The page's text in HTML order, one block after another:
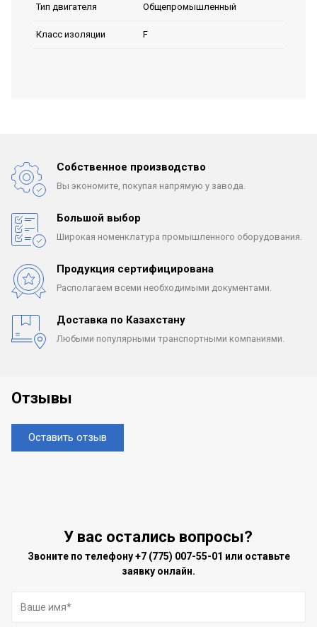
Тип двигателя Общепромышленный
Класс изоляции F
Собственное производство
Вы экономите, покупая напрямую у завода.
Большой выбор
Широкая номенклатура промышленного оборудования.
Продукция сертифицирована
Располагаем всеми необходимыми документами.
Доставка по Казахстану
Любыми популярными транспортными компаниями.
Отзывы
Оставить отзыв
У вас остались вопросы?
Звоните по телефону+7 (775) 007-55-01 или оставьте
заявку онлайн.